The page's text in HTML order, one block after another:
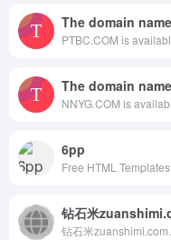
6pp
Free HTML Templates